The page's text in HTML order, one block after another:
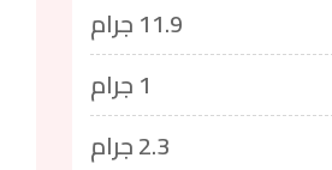
11.9 جرام
2.3 جرام